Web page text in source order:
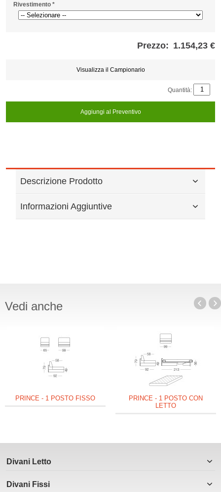
Rivestimento *
Prezzo: 1.154,23 €
Visualizza il Campionario
Quantità:
Aggiungi al Preventivo
Descrizione Prodotto
Informazioni Aggiuntive
Vedi anche
PRINCE - 1 POSTO FISSO
PRINCE - 1 POSTO CON
LETTO
Divani Letto
Divani Fissi